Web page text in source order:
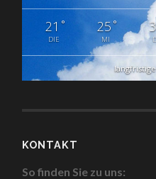
21 °
DIE
25°
MI
KONTAKT
So finden Sie zu uns: